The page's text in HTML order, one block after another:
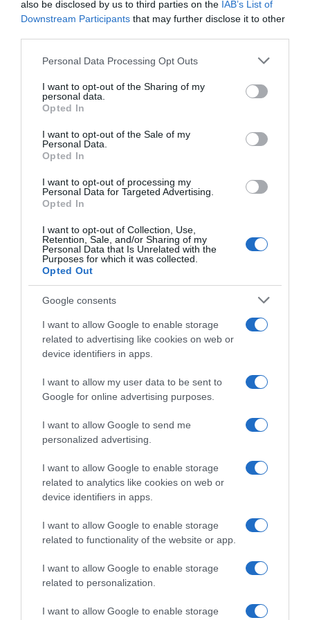
also be disclosed by us to third parties on the IAB’s List of
Downstream Participants that may further disclose it to other
Please note that this website/app uses one or more Google
not limited to your visit or usage behaviour. You may click to
grant or deny consent to Google and its third-party tags to
use your data for below specified purposes in below Google
consent section.
Personal Data Processing Opt Outs
I want to opt-out of the Sharing of my
personal data.
Opted In
I want to opt-out of the Sale of my
Personal Data.
Opted In
I want to opt-out of processing my
Personal Data for Targeted Advertising.
Opted In
I want to opt-out of Collection, Use,
Retention, Sale, and/or Sharing of my
Personal Data that Is Unrelated with the
Purposes for which it was collected.
Opted Out
Google consents
I want to allow Google to enable storage
related to advertising like cookies on web or
device identifiers in apps.
I want to allow my user data to be sent to
Google for online advertising purposes.
I want to allow Google to send me
personalized advertising.
I want to allow Google to enable storage
related to analytics like cookies on web or
device identifiers in apps.
I want to allow Google to enable storage
related to functionality of the website or app.
I want to allow Google to enable storage
related to personalization.
I want to allow Google to enable storage
«Πρέπει να μάθουμε ποιοι ήταν και τι
ακριβώς έκαναν εκεί κάτω», δήλωσε ο πρώην
διοικητής της αστυνομίας της Νέας Υόρκης
και αναλυτής θεμάτων ασφάλειας, Τζον
Μόναχαν.
Οι αρχές υπογραμμίζουν ότι οι υπόνομοι της
Νέας Υόρκης κρύβουν σοβαρούς κινδύνους.
Το δίκτυο μπορεί να περιέχειτοξικά και
δυνητικά θανατηφόρα αέρια, ασταθείς
επιφάνειες, ξαφνικές πλημμύρες και
άλλες παγίδεςπου μπορούν να αποβούν
μοιραίες για όποιον επιχειρήσει να κινηθεί εκεί
χωρίς εξειδικευμένη εκπαίδευση και
Το Τμήμα Προστασίας Περιβάλλοντος της
έλεγχοι δεν έδειξαν ζημιές στις υποδομές
των αποχετεύσεων, ενώ η αστυνομία τονίζει
ότι δεν υπάρχει ένδειξη άμεσης απειλής για
τη δημόσια ασφάλεια.